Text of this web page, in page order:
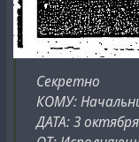
Секретно
КОМУ:
ДАТА: 3